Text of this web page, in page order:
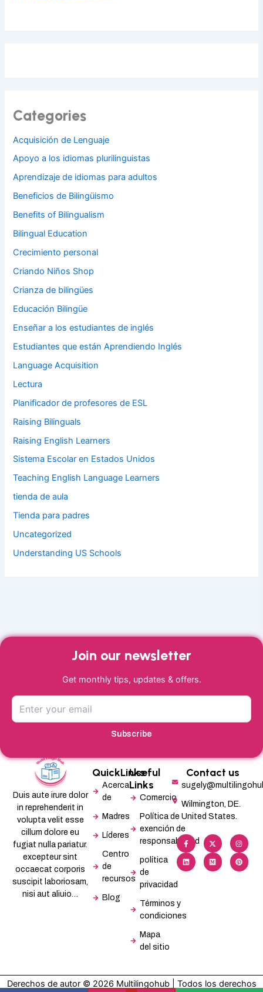
Categories
Acquisición de Lenguaje
Apoyo a los idiomas plurilinguistas
Aprendizaje de idiomas para adultos
Beneficios de Bilingüismo
Benefits of Bilingualism
Bilingual Education
Crecimiento personal
Criando Niños Shop
Crianza de bilingües
Educación Bilingüe
Enseñar a los estudiantes de inglés
Estudiantes que están Aprendiendo Inglés
Language Acquisition
Lectura
Planificador de profesores de ESL
Raising Bilinguals
Raising English Learners
Sistema Escolar en Estados Unidos
Teaching English Language Learners
tienda de aula
Tienda para padres
Uncategorized
Understanding US Schools
Join our newsletter
Get monthly tips, updates & offers.
Subscribe
Duis aute irure dolor
in reprehenderit in
volupta velit esse
cillum dolore eu
fugiat nulla pariatur.
excepteur sint
occaecat corporis
suscipit laboriosam,
nisi aut aliuio…
QuickLinks
Acerca
de
Madres
Líderes
Centro
de
recursos
Blog
Useful
Links
Comercio
Política de
exención de
responsabilidad
política
de
privacidad
Términos y
condiciones
Mapa
del sitio
Contact us
Wilmington, DE.
United States.
F
a
c
e
b
o
X
-
t
w
i
t
I
n
s
t
a
g
L
i
n
k
e
d
M
e
d
i
u
m
P
i
n
t
e
r
Derechos de autor © 2026 Multilingohub | Todos los derechos